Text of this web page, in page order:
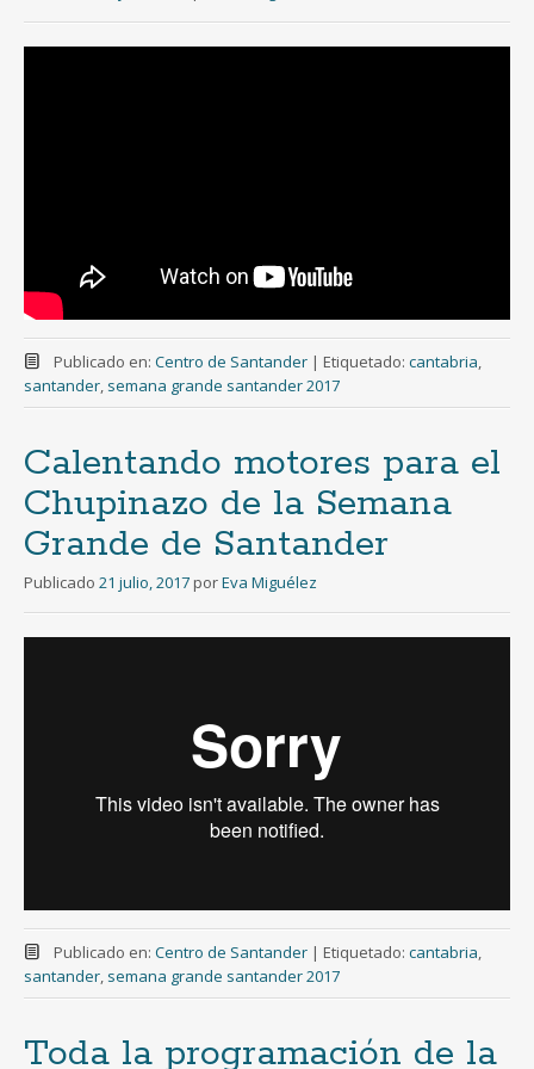
Publicado en: Centro de Santander | Etiquetado: cantabria,
santander, semana grande santander 2017
Calentando motores para el
Chupinazo de la Semana
Grande de Santander
Publicado 21 julio, 2017 porEva Miguélez
Publicado en: Centro de Santander | Etiquetado: cantabria,
santander, semana grande santander 2017
Toda la programación de la